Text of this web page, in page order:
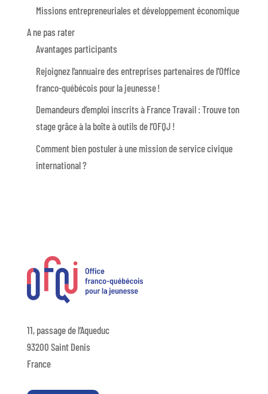
Missions entrepreneuriales et développement économique
A ne pas rater
Avantages participants
Rejoignez l’annuaire des entreprises partenaires de l’Office
franco-québécois pour la jeunesse !
Demandeurs d’emploi inscrits à France Travail : Trouve ton
stage grâce à la boîte à outils de l’OFQJ !
Comment bien postuler à une mission de service civique
international ?
11, passage de l’Aqueduc
93200 Saint Denis
France